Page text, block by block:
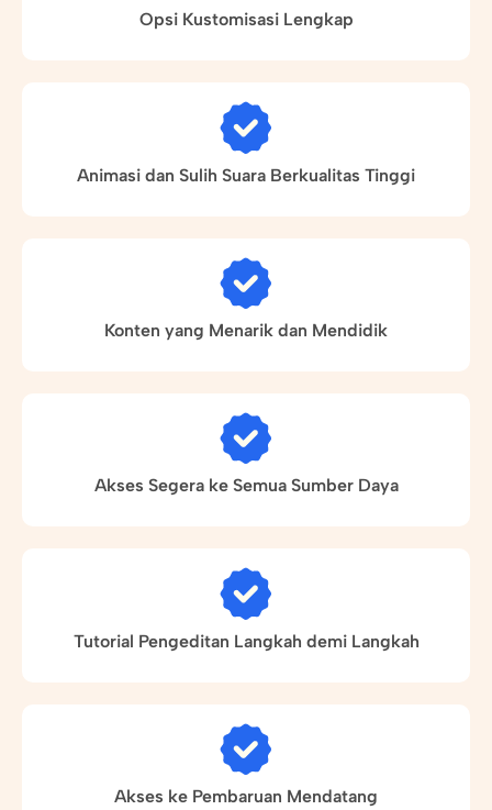
Opsi Kustomisasi Lengkap
Animasi dan Sulih Suara Berkualitas Tinggi
Konten yang Menarik dan Mendidik
Akses Segera ke Semua Sumber Daya
Tutorial Pengeditan Langkah demi Langkah
Akses ke Pembaruan Mendatang